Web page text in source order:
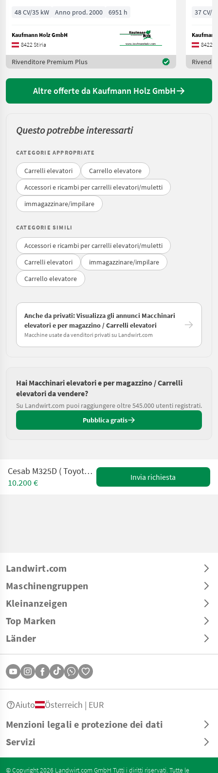
48 CV/35 kW Anno prod. 2000 6951 h
Kaufmann Holz GmbH
8422 Stiria
Rivenditore Premium Plus
37 CV/
8422
Altre offerte da Kaufmann Holz GmbH
Questo potrebbe interessarti
CATEGORIE APPROPRIATE
Carrelli elevatori
Carrello elevatore
Accessori e ricambi per carrelli elevatori/muletti
immagazzinare/impilare
CATEGORIE SIMILI
Accessori e ricambi per carrelli elevatori/muletti
Carrelli elevatori
immagazzinare/impilare
Carrello elevatore
Anche da privati: Visualizza gli annunci Macchinari
elevatori e per magazzino / Carrelli elevatori
Macchine usate da venditori privati su Landwirt.com
Hai Macchinari elevatori e per magazzino / Carrelli
elevatori da vendere?
Su Landwirt.com puoi raggiungere oltre 545.000 utenti registrati.
Pubblica gratis
Cesab M325D ( Toyota ) Triplex + SS + 4. Kreis
10.200 €
Invia richiesta
Landwirt.com
Maschinengruppen
Kleinanzeigen
Top Marken
Länder
Menzioni legali e protezione dei dati
Servizi
Aiuto Österreich | EUR
© Copyright 2026 Landwirt.com GmbH Tutti i diritti riservati. Tutte le